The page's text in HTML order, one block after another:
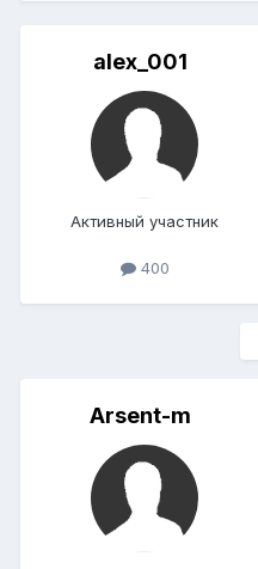
alex_001
Активный участник
400
Arsent-m